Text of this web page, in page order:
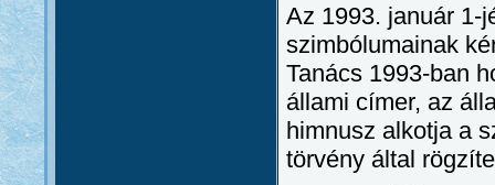
Az 1993. január 1-
szimbólumainak
Tanács 1993-ban
állami címer, az
himnusz alkotja a
törvény által